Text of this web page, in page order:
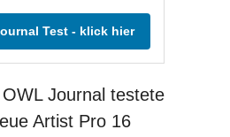
Test - klick hier
Journal testete
Artist Pro 16